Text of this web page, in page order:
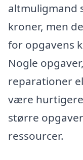
altmuligmand
kroner, men
for opgavens
Nogle
reparationer
være
større
ressourcer.